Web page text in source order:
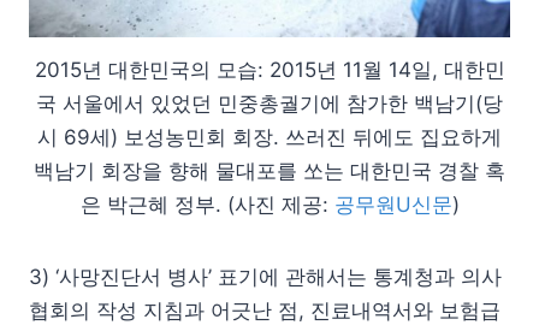
2015년 대한민국의 모습: 2015년 11월 14일, 대한민
국 서울에서 있었던 민중총궐기에 참가한 백남기(당
시 69세) 보성농민회 회장. 쓰러진 뒤에도 집요하게
백남기 회장을 향해 물대포를 쏘는 대한민국 경찰 혹
은 박근혜 정부. (사진 제공: 공무원U신문)
3) ‘사망진단서 병사’ 표기에 관해서는 통계청과 의사
협회의 작성 지침과 어긋난 점, 진료내역서와 보험급